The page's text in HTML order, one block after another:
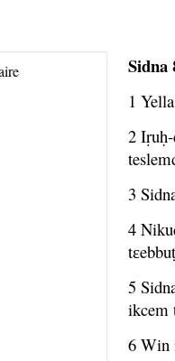
Sidna
1
2
3
4
5
ikcem
6 Win